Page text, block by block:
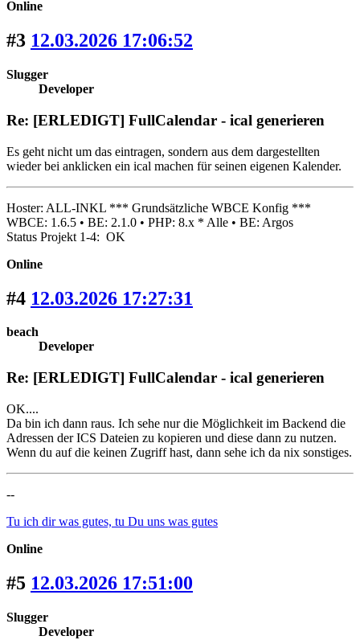
Online
#3 12.03.2026 17:06:52
Slugger
Developer
Re: [ERLEDIGT] FullCalendar - ical generieren
Es geht nicht um das eintragen, sondern aus dem dargestellten
wieder bei anklicken ein ical machen für seinen eigenen Kalender.
Hoster: ALL-INKL *** Grundsätzliche WBCE Konfig ***
WBCE: 1.6.5 • BE: 2.1.0 • PHP: 8.x * Alle • BE: Argos
Status Projekt 1-4: OK
Online
#4 12.03.2026 17:27:31
beach
Developer
Re: [ERLEDIGT] FullCalendar - ical generieren
OK....
Da bin ich dann raus. Ich sehe nur die Möglichkeit im Backend die
Adressen der ICS Dateien zu kopieren und diese dann zu nutzen.
Wenn du auf die keinen Zugriff hast, dann sehe ich da nix sonstiges.
--
Tu ich dir was gutes, tu Du uns was gutes
Online
#5 12.03.2026 17:51:00
Slugger
Developer